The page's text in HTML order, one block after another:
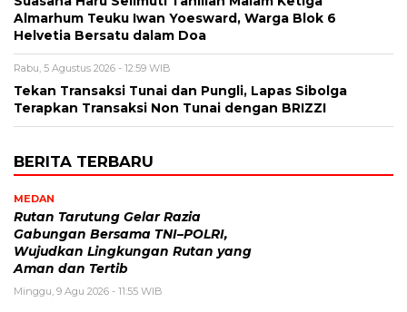
Almarhum Teuku Iwan Yoesward, Warga Blok 6
Helvetia Bersatu dalam Doa
Rabu, 5 Agustus 2026 - 12:59 WIB
Tekan Transaksi Tunai dan Pungli, Lapas Sibolga
Terapkan Transaksi Non Tunai dengan BRIZZI
BERITA TERBARU
MEDAN
Rutan Tarutung Gelar Razia
Gabungan Bersama TNI–POLRI,
Wujudkan Lingkungan Rutan yang
Aman dan Tertib
Minggu, 9 Agu 2026 - 11:55 WIB